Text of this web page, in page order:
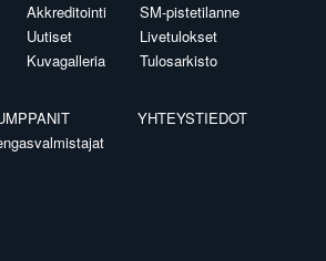
Akkreditointi
Uutiset
Kuvagalleria
SM-pistetilanne
Livetulokset
Tulosarkisto
YHTEYSTIEDOT